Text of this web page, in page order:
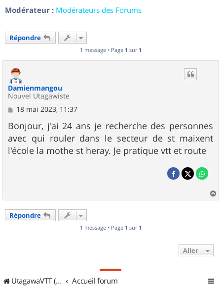
Modérateur : Modérateurs des Forums
Répondre
1 message • Page 1 sur 1
Damienmangou
Nouvel Utagawiste
M
s
s
a
g
e
18 mai 2023, 11:37
Bonjour, j'ai 24 ans je recherche des personnes
avec qui rouler dans le secteur de st maixent
l'école la mothe st heray. Je pratique vtt et route
a
Répondre
1 message • Page 1 sur 1
Aller
UtagawaVTT (Randos VTT et VTTAE avec traces GPS) Accueil forum